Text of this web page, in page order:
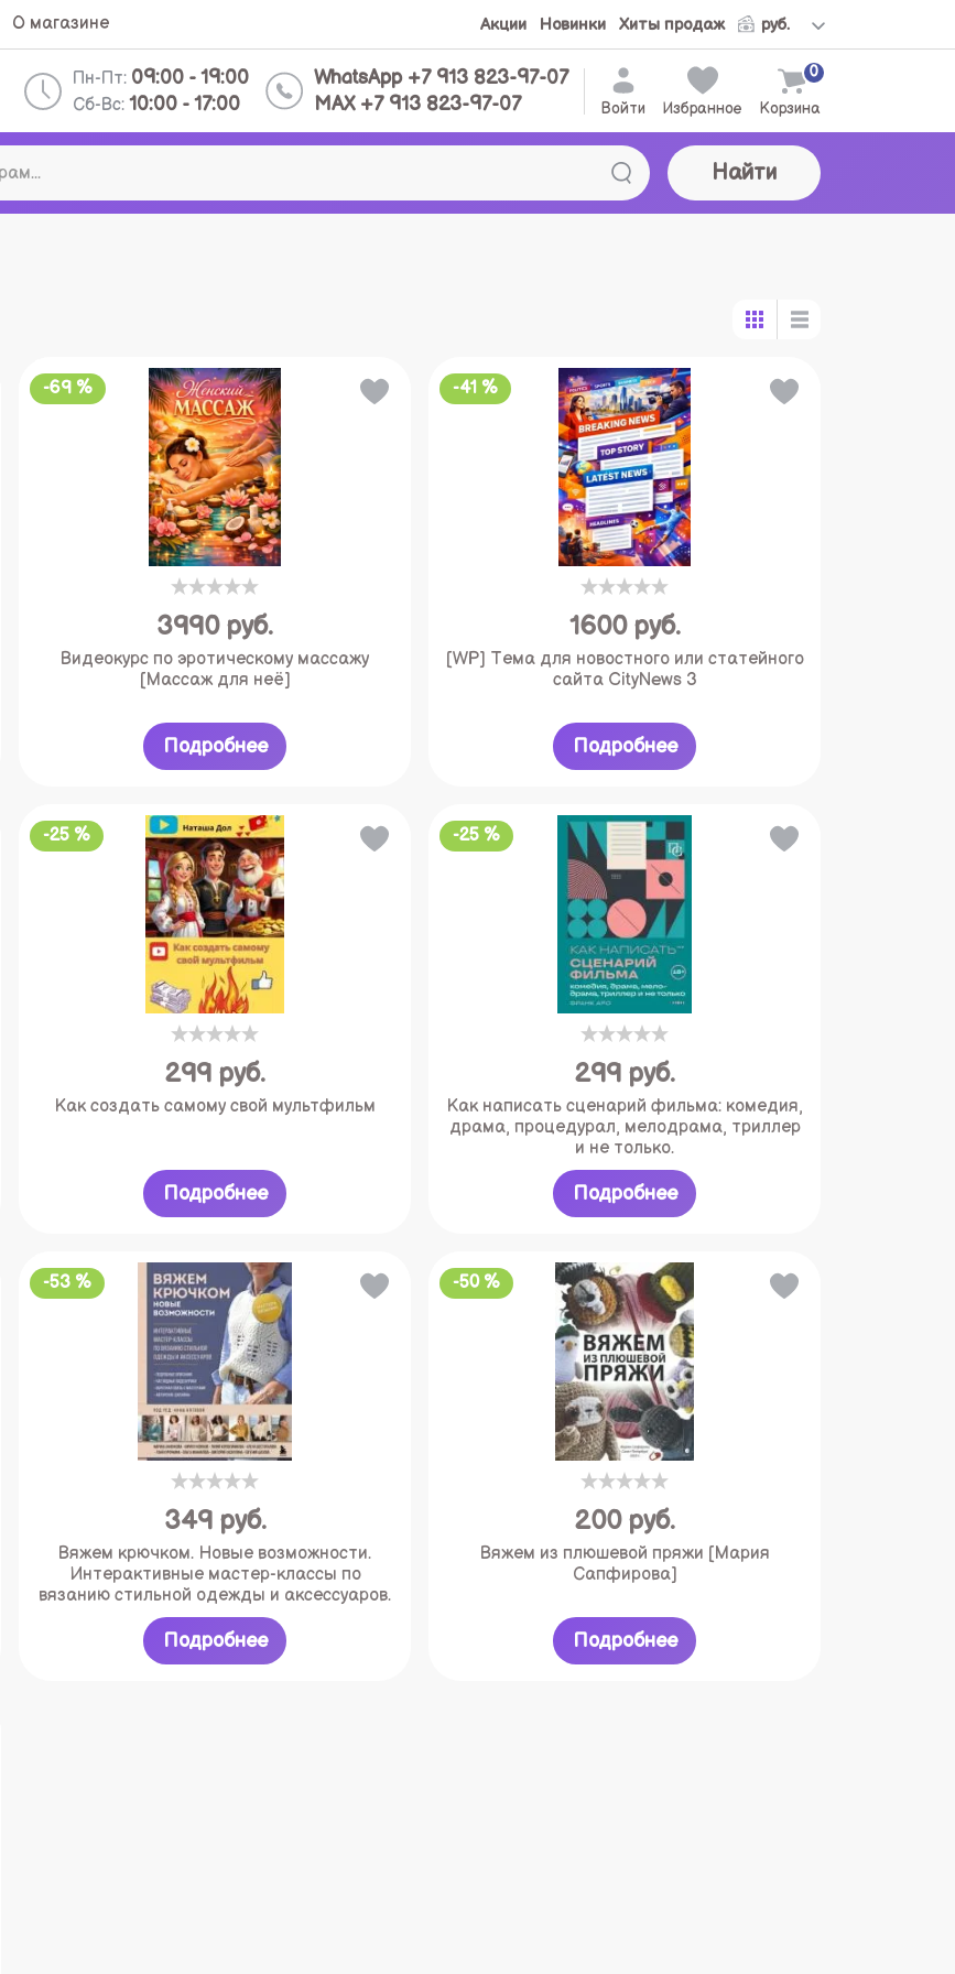
О магазине Акции Новинки Хиты продаж
Пн-Пт: 09:00 - 19:00
Сб-Вс: 10:00 - 17:00
WhatsApp +7 913 823-97-07
MAX +7 913 823-97-07
Войти Избранное Корзина
0
Найти
-69 %
3990 руб.
Видеокурс по эротическому массажу
[Массаж для неё]
Подробнее
-41 %
1600 руб.
[WP] Тема для новостного или статейного
сайта CityNews 3
Подробнее
-25 %
299 руб.
Как создать самому свой мультфильм
Подробнее
-25 %
299 руб.
Как написать сценарий фильма: комедия,
драма, процедурал, мелодрама, триллер
и не только.
Подробнее
-53 %
349 руб.
Вяжем крючком. Новые возможности.
Интерактивные мастер-классы по
вязанию стильной одежды и аксессуаров.
Подробнее
-50 %
200 руб.
Вяжем из плюшевой пряжи [Мария
Сапфирова]
Подробнее